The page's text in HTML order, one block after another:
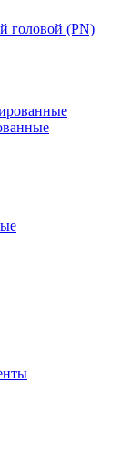
головой (PN)